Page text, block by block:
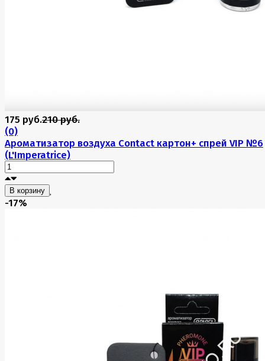
175 руб.210 руб.
(0)
Ароматизатор воздуха Contact картон+ спрей VIP №6
(L'Imperatrice)
В корзину
-17%